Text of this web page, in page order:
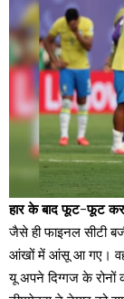
हार के बाद फूट-फूट
जैसे ही फाइनल सीटी
आंखों में आंसू आ गए। वह
यू अपने दिग्गज के रोनों